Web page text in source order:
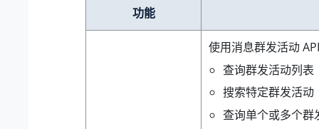
功能
使用消息群发活动
查询群发活动列表
搜索特定群发活动
查询单个或多个群